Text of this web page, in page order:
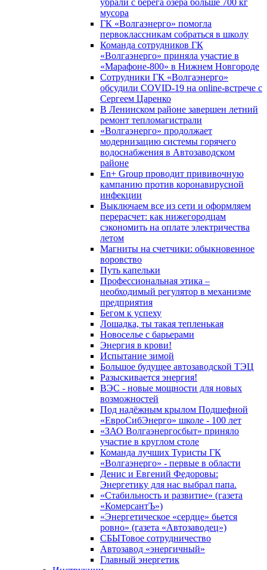
убрали с берега озера больше 700 кг
мусора
ГК «Волгаэнерго» помогла
первоклассникам собраться в школу
Команда сотрудников ГК
«Волгаэнерго» приняла участие в
«Марафоне-800» в Нижнем Новгороде
Сотрудники ГК «Волгаэнерго»
обсудили COVID-19 на online-встрече с
Сергеем Царенко
В Ленинском районе завершен летний
ремонт тепломагистрали
«Волгаэнерго» продолжает
модернизацию системы горячего
водоснабжения в Автозаводском
районе
En+ Group проводит прививочную
кампанию против коронавирусной
инфекции
Выключаем все из сети и оформляем
перерасчет: как нижегородцам
сэкономить на оплате электричества
летом
Магниты на счетчики: обыкновенное
воровство
Путь капельки
Профессиональная этика –
необходимый регулятор в механизме
предприятия
Бегом к успеху
Лошадка, ты такая тепленькая
Новоселье с барьерами
Энергия в крови!
Испытание зимой
Большое будущее автозаводской ТЭЦ
Разыскивается энергия!
ВЭС - новые мощности для новых
возможностей
Под надёжным крылом Подшефной
«ЕвроСибЭнерго» школе - 100 лет
«ЗАО Волгаэнергосбыт» приняло
участие в круглом столе
Команда лучших Туристы ГК
«Волгаэнерго» - первые в области
Денис и Евгений Федоровы:
Энергетику для нас выбрал папа.
«Стабильность и развитие» (газета
«КомерсантЪ»)
«Энергетическое «сердце» бьется
ровно» (газета «Автозаводец»)
СБЫТовое сотрудничество
Автозавод «энергичный»
Главный энергетик